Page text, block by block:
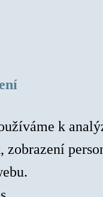
k
zobrazení